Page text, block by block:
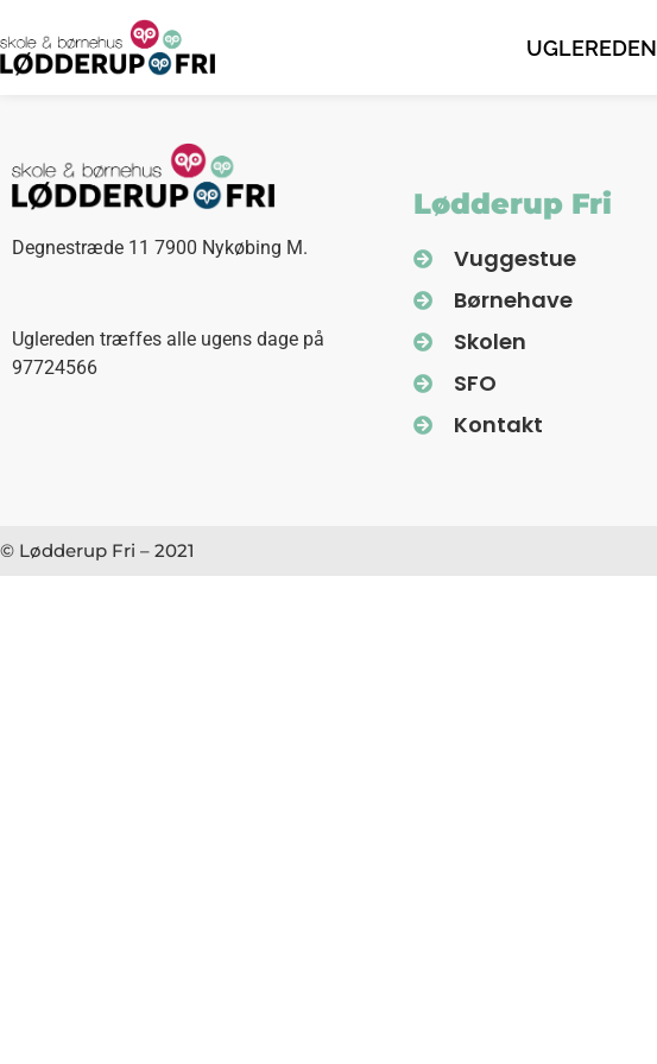
UGLEREDEN
Degnestræde 11 7900 Nykøbing M.
Uglereden træffes alle ugens dage på
97724566
Lødderup Fri
Vuggestue
Børnehave
Skolen
SFO
Kontakt
© Lødderup Fri – 2021